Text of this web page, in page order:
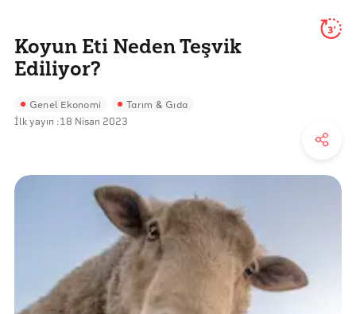
Koyun Eti Neden Teşvik
Ediliyor?
3'
Genel Ekonomi Tarım & Gıda
İlk yayın :18 Nisan 2023